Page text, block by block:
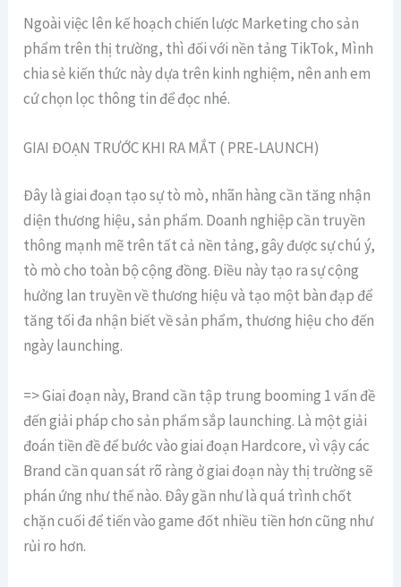
Ngoài việc lên kế hoạch chiến lược Marketing cho sản
phẩm trên thị trường, thì đối với nền tảng TikTok, Mình
chia sẻ kiến thức này dựa trên kinh nghiệm, nên anh em
cứ chọn lọc thông tin để đọc nhé.
GIAI ĐOẠN TRƯỚC KHI RA MẮT ( PRE-LAUNCH)
Đây là giai đoạn tạo sự tò mò, nhãn hàng cần tăng nhận
diện thương hiệu, sản phẩm. Doanh nghiệp cần truyền
thông mạnh mẽ trên tất cả nền tảng, gây được sự chú ý,
tò mò cho toàn bộ cộng đồng. Điều này tạo ra sự cộng
hưởng lan truyền về thương hiệu và tạo một bàn đạp để
tăng tối đa nhận biết về sản phẩm, thương hiệu cho đến
ngày launching.
=> Giai đoạn này, Brand cần tập trung booming 1 vấn đề
đến giải pháp cho sản phẩm sắp launching. Là một giải
đoán tiền đề để bước vào giai đoạn Hardcore, vì vậy các
Brand cần quan sát rõ ràng ở giai đoạn này thị trường sẽ
phán ứng như thế nào. Đây gần như là quá trình chốt
chặn cuối để tiến vào game đốt nhiều tiền hơn cũng như
rủi ro hơn.